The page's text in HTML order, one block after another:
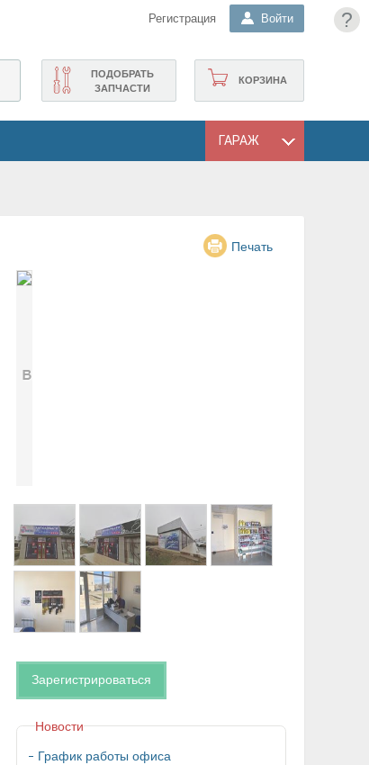
?
Регистрация Войти
КОРЗИНА
ПОДОБРАТЬ
ЗАПЧАСТИ
ГАРАЖ
Печать
Зарегистрироваться
Новости
График работы офиса